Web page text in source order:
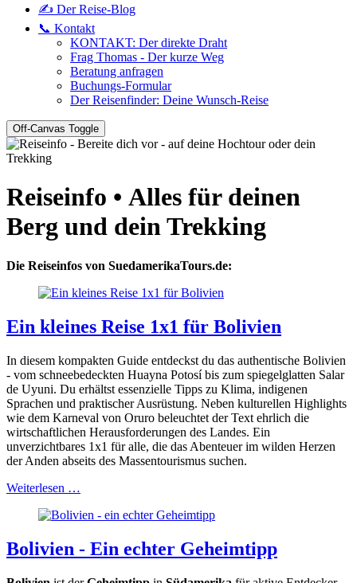
✍️ Der Reise-Blog
📞 Kontakt
KONTAKT: Der direkte Draht
Frag Thomas - Der kurze Weg
Beratung anfragen
Buchungs-Formular
Der Reisenfinder: Deine Wunsch-Reise
Off-Canvas Toggle
Reiseinfo • Alles für deinen
Berg und dein Trekking
Die Reiseinfos von SuedamerikaTours.de:
Ein kleines Reise 1x1 für Bolivien
In diesem kompakten Guide entdeckst du das authentische Bolivien
- vom schneebedeckten Huayna Potosí bis zum spiegelglatten Salar
de Uyuni. Du erhältst essenzielle Tipps zu Klima, indigenen
Sprachen und praktischer Ausrüstung. Neben kulturellen Highlights
wie dem Karneval von Oruro beleuchtet der Text ehrlich die
wirtschaftlichen Herausforderungen des Landes. Ein
unverzichtbares 1x1 für alle, die das Abenteuer im wilden Herzen
der Anden abseits des Massentourismus suchen.
Weiterlesen …
Bolivien - Ein echter Geheimtipp